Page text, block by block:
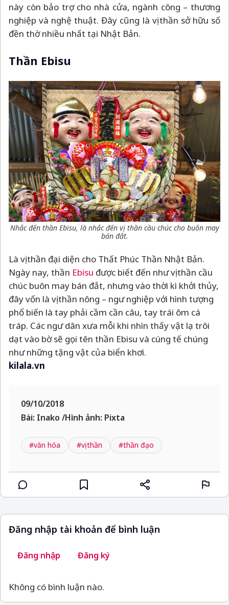
này còn bảo trợ cho nhà cửa, ngành công – thương
nghiệp và nghệ thuật. Đây cũng là vị thần sở hữu số
đền thờ nhiều nhất tại Nhật Bản.
Thần Ebisu
Nhắc đến thần Ebisu, là nhắc đến vị thần cầu chúc cho buôn may
bán đắt.
Là vị thần đại diện cho Thất Phúc Thần Nhật Bản.
Ngày nay, thần Ebisu được biết đến như vị thần cầu
chúc buôn may bán đắt, nhưng vào thời kì khởi thủy,
đây vốn là vị thần nông – ngư nghiệp với hình tượng
phổ biến là tay phải cầm cần câu, tay trái ôm cá
tráp. Các ngư dân xưa mỗi khi nhìn thấy vật lạ trôi
dạt vào bờ sẽ gọi tên thần Ebisu và cúng tế chúng
như những tặng vật của biển khơi.
kilala.vn
09/10/2018
Bài: Inako /Hình ảnh: Pixta
#văn hóa #vị thần #thần đạo
Đăng nhập tài khoản để bình luận
Đăng nhập Đăng ký
Không có bình luận nào.